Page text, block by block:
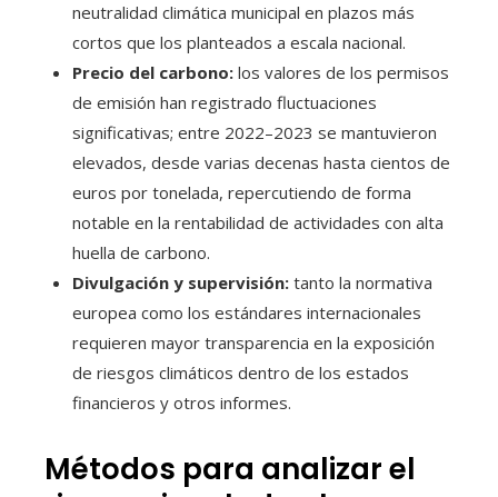
neutralidad climática municipal en plazos más
cortos que los planteados a escala nacional.
Precio del carbono: los valores de los permisos
de emisión han registrado fluctuaciones
significativas; entre 2022–2023 se mantuvieron
elevados, desde varias decenas hasta cientos de
euros por tonelada, repercutiendo de forma
notable en la rentabilidad de actividades con alta
huella de carbono.
Divulgación y supervisión: tanto la normativa
europea como los estándares internacionales
requieren mayor transparencia en la exposición
de riesgos climáticos dentro de los estados
financieros y otros informes.
Métodos para analizar el